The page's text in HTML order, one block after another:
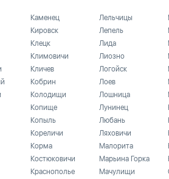
Каменец
Кировск
Клецк
Климовичи
Кличев
Кобрин
Колодищи
Копище
Копыль
Кореличи
Корма
Костюковичи
Краснополье
Лельчицы
Лепель
Лида
Лиозно
Логойск
Лоев
Лошница
Лунинец
Любань
Ляховичи
Малорита
Марьина Горка
Мачулищи